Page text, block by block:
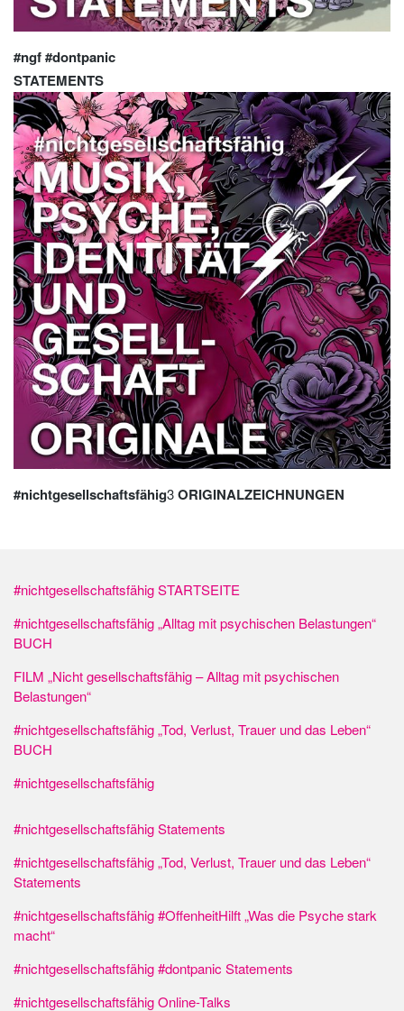
#ngf #dontpanic
STATEMENTS
#nichtgesellschaftsfähig3ORIGINALZEICHNUNGEN
#nichtgesellschaftsfähig STARTSEITE
#nichtgesellschaftsfähig „Alltag mit psychischen Belastungen“
BUCH
FILM „Nicht gesellschaftsfähig – Alltag mit psychischen
Belastungen“
#nichtgesellschaftsfähig „Tod, Verlust, Trauer und das Leben“
BUCH
#nichtgesellschaftsfähig
#nichtgesellschaftsfähig Statements
#nichtgesellschaftsfähig „Tod, Verlust, Trauer und das Leben“
Statements
#nichtgesellschaftsfähig #OffenheitHilft „Was die Psyche stark
macht“
#nichtgesellschaftsfähig #dontpanic Statements
#nichtgesellschaftsfähig Online-Talks